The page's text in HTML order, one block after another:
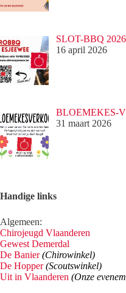
SLOT-BBQ 2026
16 april 2026
BLOEMEKES-
31 maart 2026
Handige links
Algemeen:
Chirojeugd Vlaanderen
Gewest Demerdal
De Banier (Chirowinkel)
De Hopper (Scoutswinkel)
Uit in Vlaanderen (Onze